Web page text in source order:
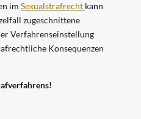
im Sexualstrafrecht kann
zugeschnittene
Verfahrenseinstellung
Konsequenzen